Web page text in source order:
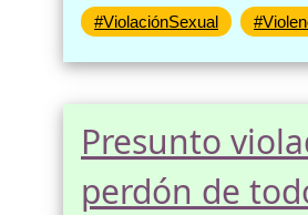
#ViolaciónSexual
Presunto
perdón de